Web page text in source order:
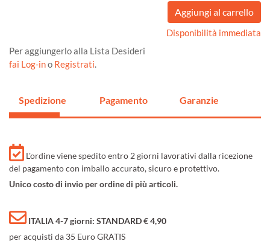
Disponibilità immediata
Per aggiungerlo alla Lista Desideri
fai Log-ino Registrati.
Spedizione Pagamento Garanzie
L'ordine viene spedito entro 2 giorni lavorativi dalla ricezione
del pagamento con imballo accurato, sicuro e protettivo.
Unico costo di invio per ordine di più articoli.
ITALIA 4-7 giorni: STANDARD € 4,90
per acquisti da 35 Euro GRATIS